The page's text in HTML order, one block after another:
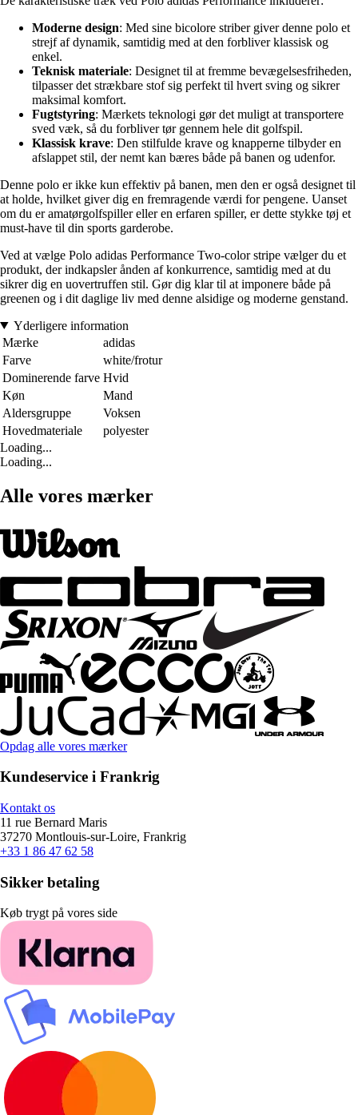
Moderne design: Med sine bicolore striber giver denne polo et
strejf af dynamik, samtidig med at den forbliver klassisk og
enkel.
Teknisk materiale: Designet til at fremme bevægelsesfriheden,
tilpasser det strækbare stof sig perfekt til hvert sving og sikrer
maksimal komfort.
Fugtstyring: Mærkets teknologi gør det muligt at transportere
sved væk, så du forbliver tør gennem hele dit golfspil.
Klassisk krave: Den stilfulde krave og knapperne tilbyder en
afslappet stil, der nemt kan bæres både på banen og udenfor.
Denne polo er ikke kun effektiv på banen, men den er også designet til
at holde, hvilket giver dig en fremragende værdi for pengene. Uanset
om du er amatørgolfspiller eller en erfaren spiller, er dette stykke tøj et
must-have til din sports garderobe.
Ved at vælge Polo adidas Performance Two-color stripe vælger du et
produkt, der indkapsler ånden af konkurrence, samtidig med at du
sikrer dig en uovertruffen stil. Gør dig klar til at imponere både på
greenen og i dit daglige liv med denne alsidige og moderne genstand.
Yderligere information
Mærke
adidas
Farve
white/frotur
Dominerende farve Hvid
Køn
Mand
Aldersgruppe
Voksen
Hovedmateriale
polyester
Loading...
Loading...
Alle vores mærker
Opdag alle vores mærker
Kundeservice i Frankrig
Kontakt os
11 rue Bernard Maris
37270 Montlouis-sur-Loire, Frankrig
+33 1 86 47 62 58
Sikker betaling
Køb trygt på vores side